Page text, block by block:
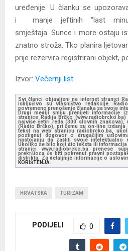
uređenije. U članku se
i manje jeftinih “last
smještaja. Sunce i more ostaju
znatno stroža. Tko planira
prije rezervira registrirani objekt,
Izvor: Večernji list
Svi članci objavljeni na internet stranici
isključivo su vlasništvo redakcije.
povremeno prenošenje članaka sa svoje
Drugi mediji smiju prenijeti informacije
stranice Radija Brčko
najviše četiri reda (300 slovnih znakova),
(Radio Brčko), pri čemu su on-line
tekst na web stranicu radiobrcko.ba,
postignut dogovor o drugačijim
nastojanju da zaštiti svoje intelektualno
Ukoliko se bilo koji dio teksta ili
stranici www.radiobrcko.ba prenese
prekršioca će biti pokrenut pravni
distrikta. Za detaljnije informacije o
KORIŠTENJA.
HRVATSKA TURIZAM
PODIJELI 0